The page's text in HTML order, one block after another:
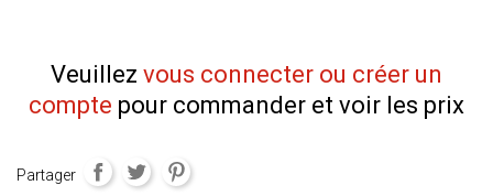
Veuillez vous connecter ou créer un
compte pour commander et voir les prix
Partager